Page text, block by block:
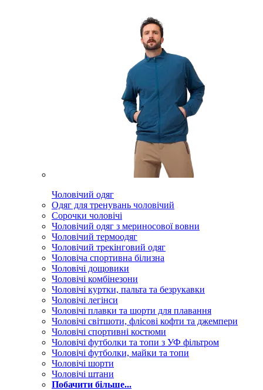
Чоловічий одяг
Одяг для тренувань чоловічий
Сорочки чоловічі
Чоловічий одяг з мериносової вовни
Чоловічий термоодяг
Чоловічий трекінговий одяг
Чоловіча спортивна білизна
Чоловічі дощовики
Чоловічі комбінезони
Чоловічі куртки, пальта та безрукавки
Чоловічі легінси
Чоловічі плавки та шорти для плавання
Чоловічі світшоти, флісові кофти та джемпери
Чоловічі спортивні костюми
Чоловічі футболки та топи з УФ фільтром
Чоловічі футболки, майки та топи
Чоловічі шорти
Чоловічі штани
Побачити більше...